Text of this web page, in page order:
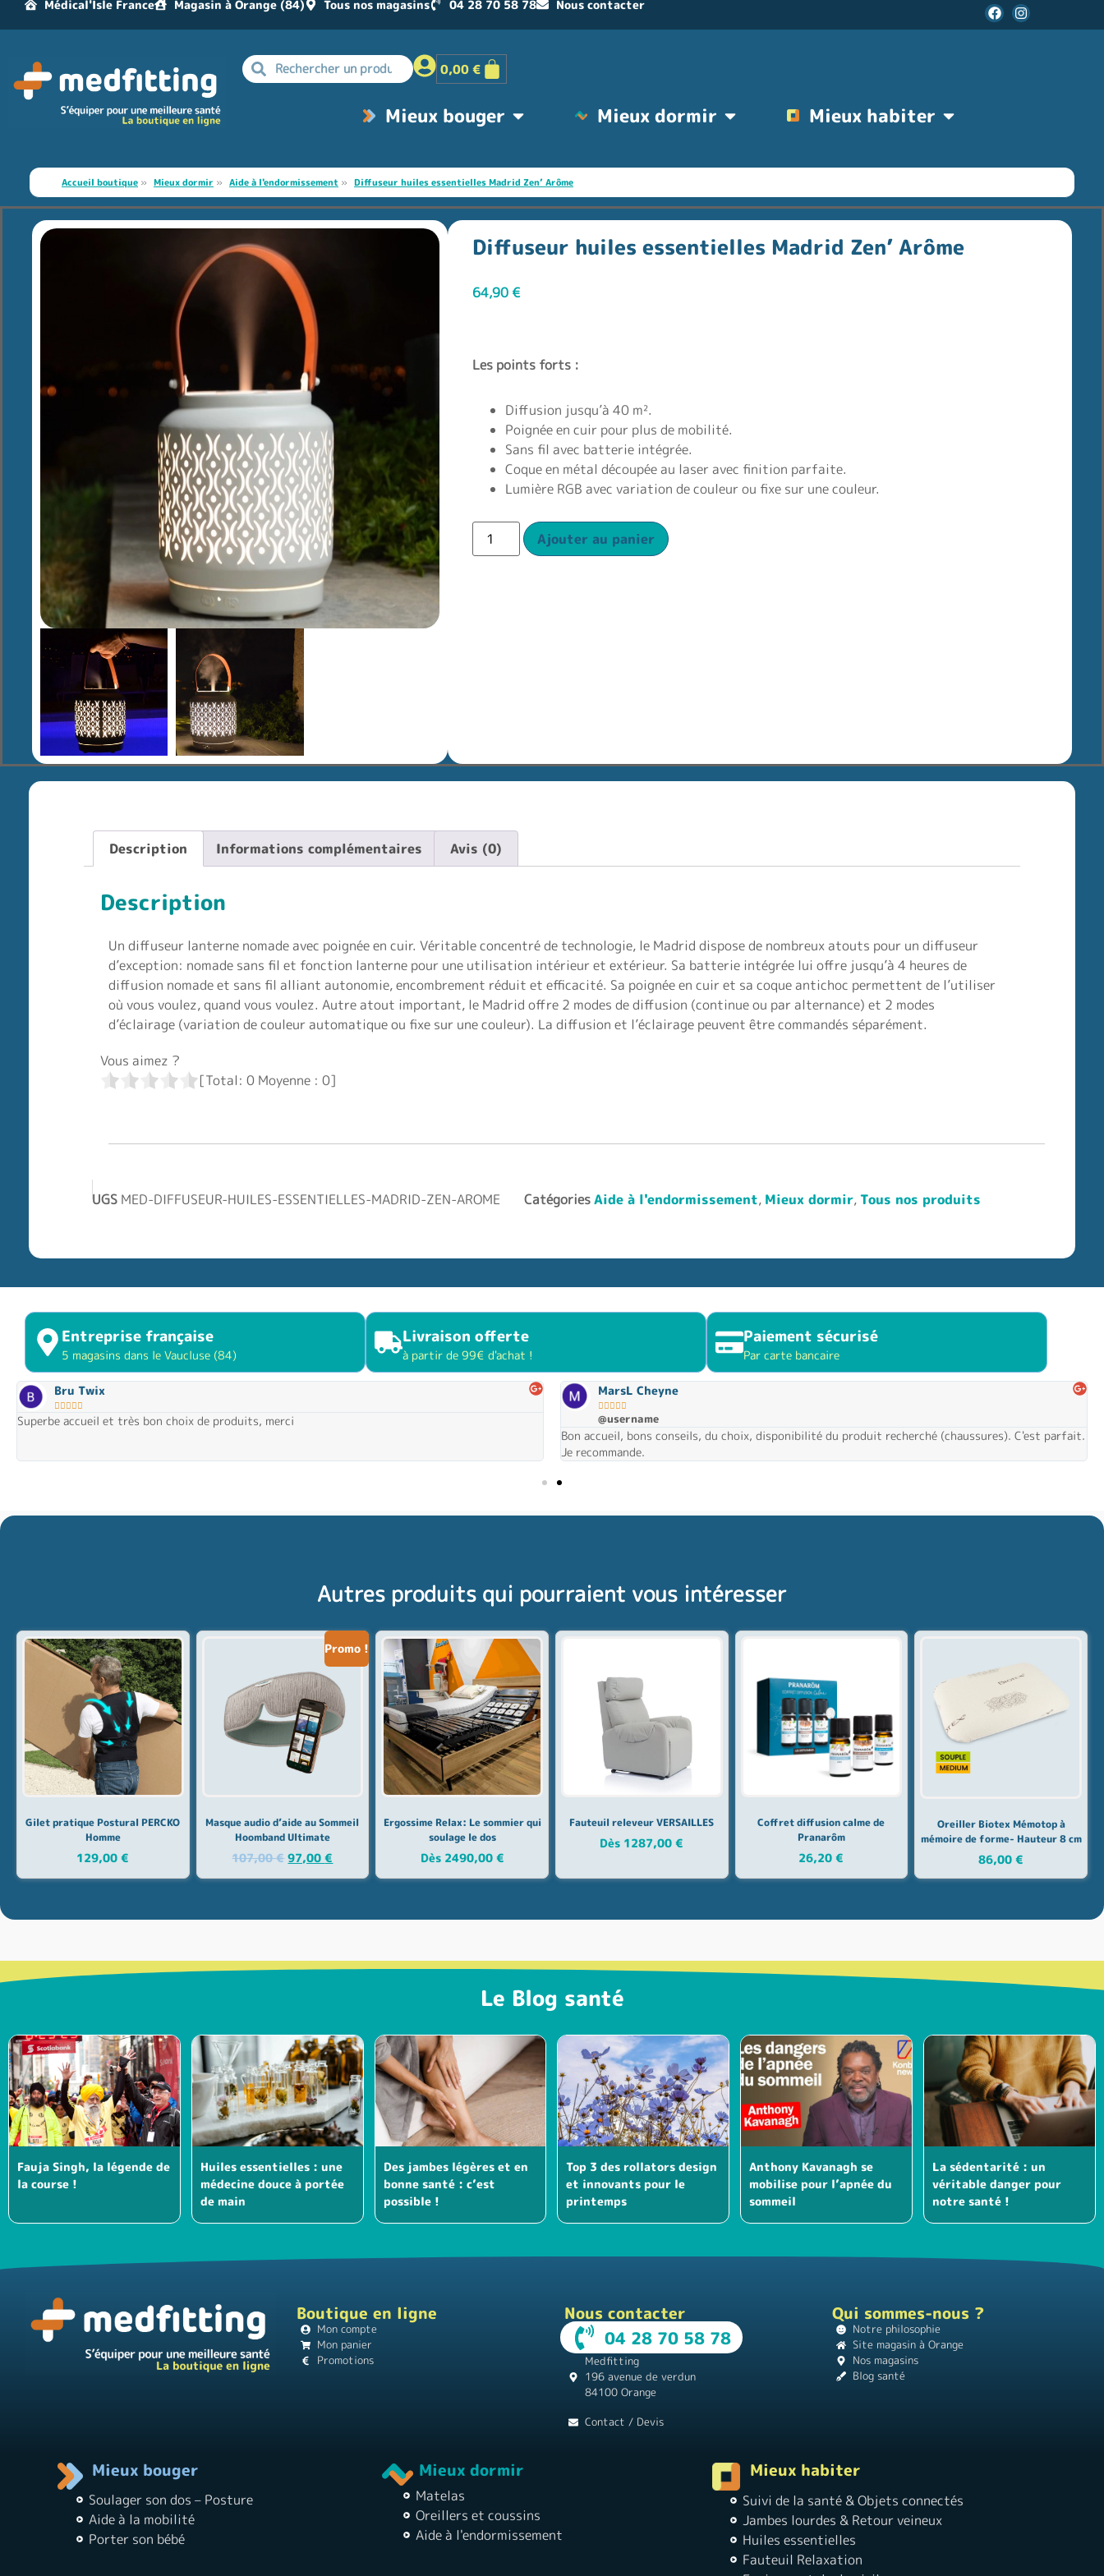
Médical'Isle France Magasin à Orange (84) Tous nos magasins 04 28 70 58 78 Nous contacter
0,00€
Mieux bouger Mieux dormir Mieux habiter
Accueil boutique » Mieux dormir » Aide à l'endormissement » Diffuseur huiles essentielles Madrid Zen’ Arôme
Diffuseur huiles essentielles Madrid Zen’ Arôme
64,90 €
Les points forts :
Diffusion jusqu’à 40 m².
Poignée en cuir pour plus de mobilité.
Sans fil avec batterie intégrée.
Coque en métal découpée au laser avec finition parfaite.
Lumière RGB avec variation de couleur ou fixe sur une couleur.
Ajouter au panier
Description Informations complémentaires Avis (0)
Description
Un diffuseur lanterne nomade avec poignée en cuir. Véritable concentré de technologie, le Madrid dispose de nombreux atouts pour un diffuseur
d’exception: nomade sans fil et fonction lanterne pour une utilisation intérieur et extérieur. Sa batterie intégrée lui offre jusqu’à 4 heures de
diffusion nomade et sans fil alliant autonomie, encombrement réduit et efficacité. Sa poignée en cuir et sa coque antichoc permettent de l’utiliser
où vous voulez, quand vous voulez. Autre atout important, le Madrid offre 2 modes de diffusion (continue ou par alternance) et 2 modes
d’éclairage (variation de couleur automatique ou fixe sur une couleur). La diffusion et l’éclairage peuvent être commandés séparément.
Vous aimez ?
[Total: 0 Moyenne : 0]
UGS MED-DIFFUSEUR-HUILES-ESSENTIELLES-MADRID-ZEN-AROME CatégoriesAide à l'endormissement, Mieux dormir,Tous nos produits
Entreprise française
5 magasins dans le Vaucluse (84)
Livraison offerte
à partir de 99€ d'achat !
Paiement sécurisé
Par carte bancaire
Bru Twix

Superbe accueil et très bon choix de produits, merci
MarsL Cheyne

@username
Bon accueil, bons conseils, du choix, disponibilité du produit recherché (chaussures). C'est parfait.
Je recommande.
Autres produits qui pourraient vous intéresser
Gilet pratique Postural PERCKO
Homme
129,00€
Promo !
Masque audio d’aide au Sommeil
Hoomband Ultimate
107,00€ 97,00€
Ergossime Relax: Le sommier qui
soulage le dos
Dès 2490,00 €
Fauteuil releveur VERSAILLES
Dès 1287,00€
Coffret diffusion calme de
Pranarôm
26,20€
Oreiller Biotex Mémotop à
mémoire de forme- Hauteur 8 cm
86,00€
Le Blog santé
Fauja Singh, la légende de
la course !
Huiles essentielles : une
médecine douce à portée
de main
Des jambes légères et en
bonne santé : c’est
possible !
Top 3 des rollators design
et innovants pour le
printemps
Anthony Kavanagh se
mobilise pour l’apnée du
sommeil
La sédentarité : un
véritable danger pour
notre santé !
Boutique en ligne
Mon compte
Mon panier
Promotions
Nous contacter
04 28 70 58 78
Medfitting
196 avenue de verdun
84100 Orange
Contact / Devis
Qui sommes-nous ?
Notre philosophie
Site magasin à Orange
Nos magasins
Blog santé
Mieux bouger
Soulager son dos – Posture
Aide à la mobilité
Porter son bébé
Mieux dormir
Matelas
Oreillers et coussins
Aide à l'endormissement
Mieux habiter
Suivi de la santé & Objets connectés
Jambes lourdes & Retour veineux
Huiles essentielles
Fauteuil Relaxation